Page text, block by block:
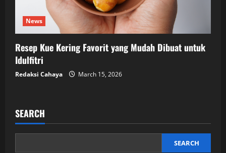
News
Resep Kue Kering Favorit yang Mudah Dibuat untuk
Idulfitri
Redaksi Cahaya March 15, 2026
SEARCH
SEARCH